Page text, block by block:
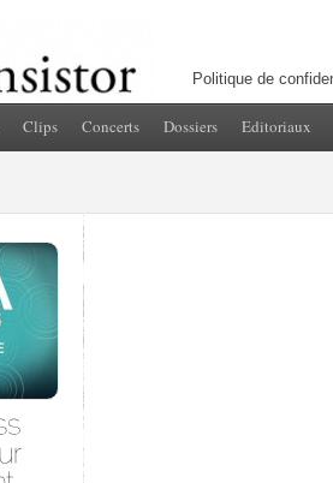
Politique de
Clips Concerts Dossiers Editoriaux